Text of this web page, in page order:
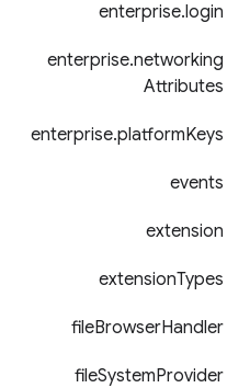
enterprise.login
enterprise.networking
Attributes
enterprise.platformKeys
events
extension
extensionTypes
fileBrowserHandler
fileSystemProvider